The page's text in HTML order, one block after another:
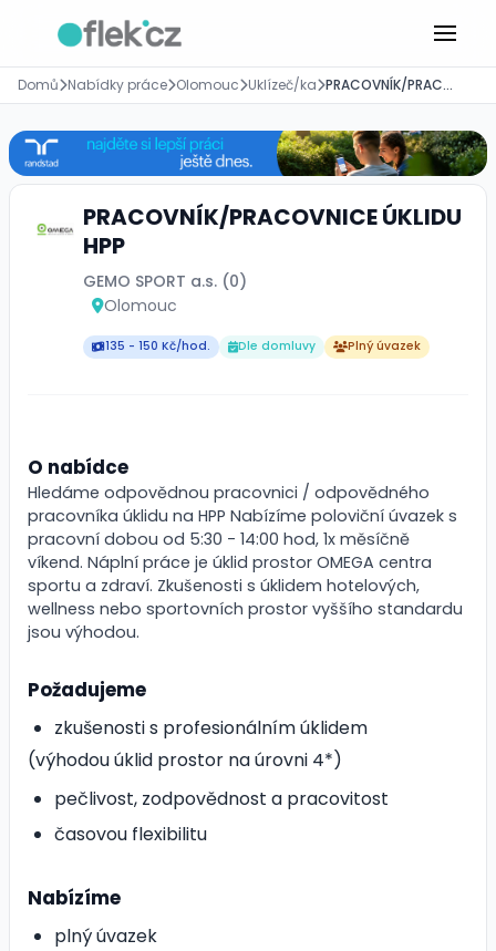
Domů Nabídky práce Olomouc Uklízeč/ka PRACOVNÍK/PRACOVNICE ÚKLIDU HPP
PRACOVNÍK/PRACOVNICE ÚKLIDU
HPP
GEMO SPORT a.s. (0)
Olomouc
135 - 150 Kč/hod. Dle domluvy Plný úvazek
O nabídce
Hledáme odpovědnou pracovnici / odpovědného
pracovníka úklidu na HPP Nabízíme poloviční úvazek s
pracovní dobou od 5:30 - 14:00 hod, 1x měsíčně
víkend. Náplní práce je úklid prostor OMEGA centra
sportu a zdraví. Zkušenosti s úklidem hotelových,
wellness nebo sportovních prostor vyššího standardu
jsou výhodou.
Požadujeme
zkušenosti s profesionálním úklidem
(výhodou úklid prostor na úrovni 4*)
pečlivost, zodpovědnost a pracovitost
časovou flexibilitu
Nabízíme
plný úvazek